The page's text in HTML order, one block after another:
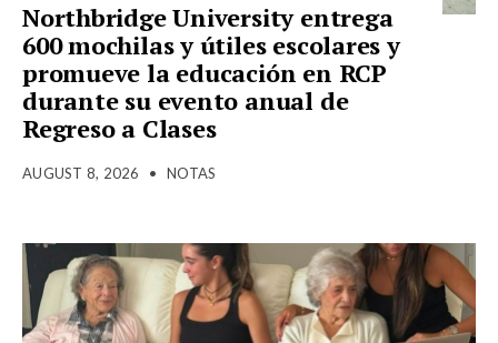
Northbridge University entrega
600 mochilas y útiles escolares y
promueve la educación en RCP
durante su evento anual de
Regreso a Clases
AUGUST 8, 2026 • NOTAS